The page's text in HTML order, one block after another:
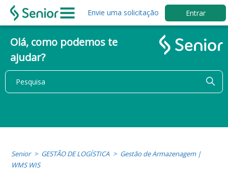
Envie uma solicitação Entrar
Olá, como podemos te
ajudar?
Senior GESTÃO DE LOGÍSTICA
Gestão de Armazenagem |
WMS WIS